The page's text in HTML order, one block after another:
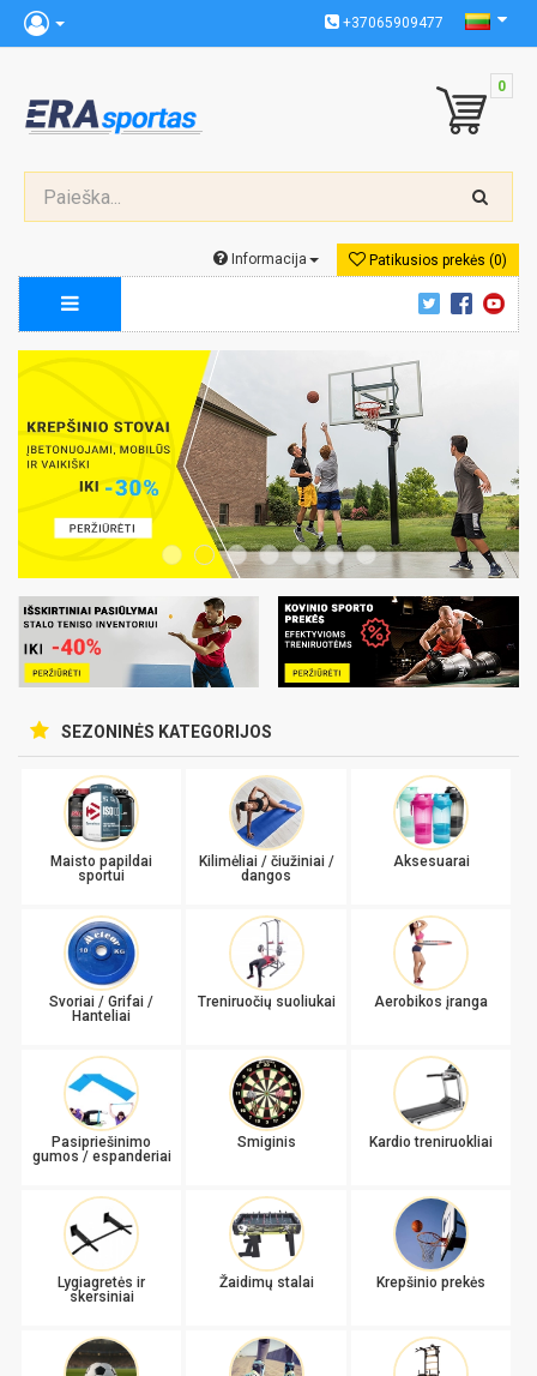
+37065909477
0
Patikusios prekės (0)
Informacija
SEZONINĖS KATEGORIJOS
Maisto papildai
sportui
Kilimėliai / čiužiniai /
dangos
Aksesuarai
Svoriai / Grifai /
Hanteliai
Treniruočių suoliukai Aerobikos įranga
Pasipriešinimo
gumos / espanderiai
Smiginis Kardio treniruokliai
Lygiagretės ir
skersiniai
Žaidimų stalai Krepšinio prekės